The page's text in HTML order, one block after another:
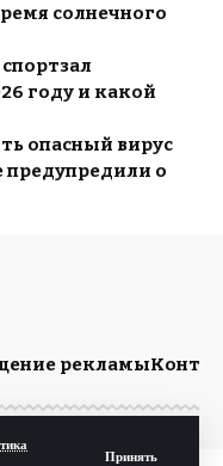
Принять
солнечного
году и какой
опасный вирус
предупредили о
рекламы